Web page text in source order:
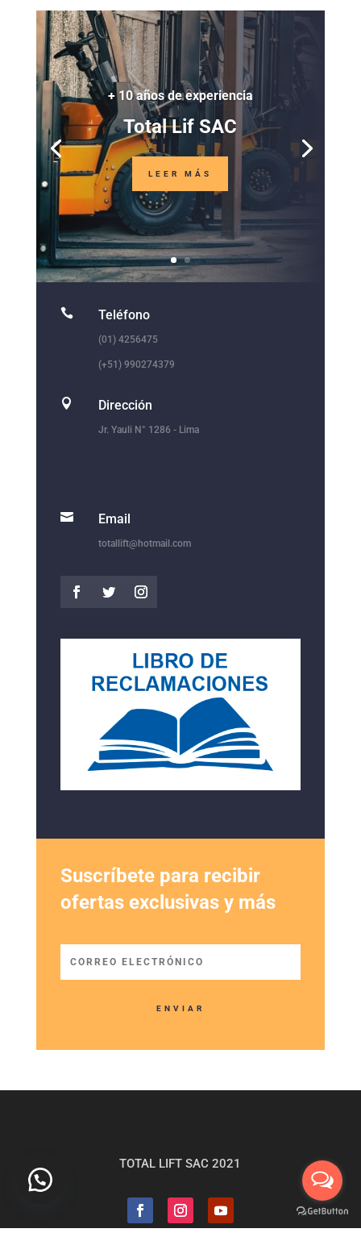
+ 10 años de experiencia
Total Lif SAC
LEER MÁS
 Teléfono
(01) 4256475
(+51) 990274379
 Dirección
Jr. Yauli N° 1286 - Lima
 Email
totallift@hotmail.com
Suscríbete para recibir
ofertas exclusivas y más
ENVIAR
TOTAL LIFT SAC 2021